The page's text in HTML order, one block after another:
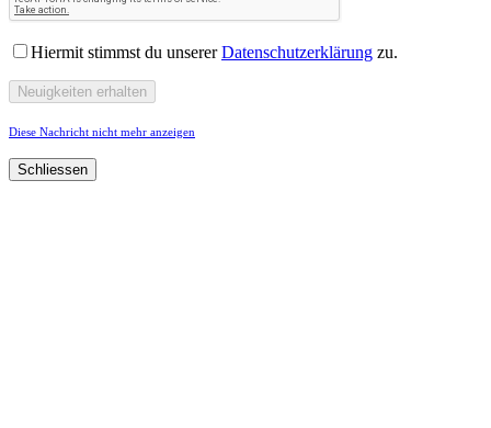
Hiermit stimmst du unsererDatenschutzerklärung zu.
Diese Nachricht nicht mehr anzeigen
Schliessen